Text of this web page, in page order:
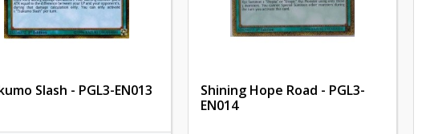
Slash - PGL3-EN013
Shining Hope Road - PGL3-
EN014